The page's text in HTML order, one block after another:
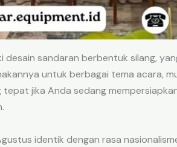
desain sandaran berbentuk silang,
untuk berbagai tema acara,
tepat jika Anda sedang
identik dengan rasa